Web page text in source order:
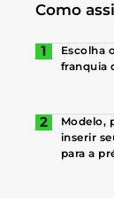
Como
Escolha
franquia
Modelo,
inserir
para a